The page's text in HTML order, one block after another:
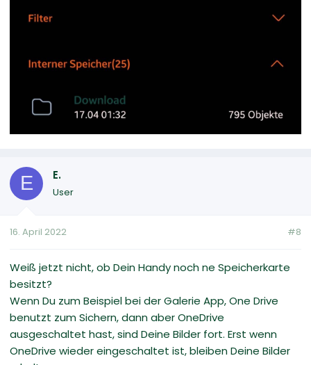
E E.
User
16. April 2022 #8
Weiß jetzt nicht, ob Dein Handy noch ne Speicherkarte
besitzt?
Wenn Du zum Beispiel bei der Galerie App, One Drive
benutzt zum Sichern, dann aber OneDrive
ausgeschaltet hast, sind Deine Bilder fort. Erst wenn
OneDrive wieder eingeschaltet ist, bleiben Deine Bilder